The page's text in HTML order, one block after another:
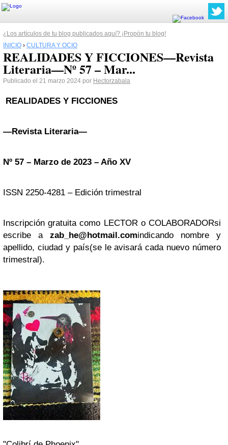
¿Los artículos de tu blog publicados aquí? ¡Propón tu blog!
INICIO › CULTURA Y OCIO
REALIDADES Y FICCIONES—Revista
Literaria—Nº 57 – Mar...
Publicado el 21 marzo 2024 por Hectorzabala
REALIDADES Y FICCIONES
—Revista Literaria—
Nº 57 – Marzo de 2023 – Año XV
ISSN 2250-4281 – Edición trimestral
Inscripción gratuita como LECTOR o COLABORADORsi
escribe a zab_he@hotmail.comindicando nombre y
apellido, ciudad y país(se le avisará cada nuevo número
trimestral).